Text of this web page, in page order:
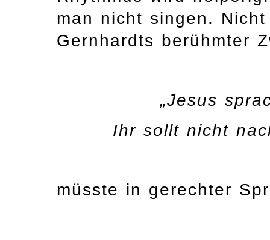
man nicht singen.
Gernhardts berühmter
„Jesus
Ihr sollt nicht
müsste in gerechter